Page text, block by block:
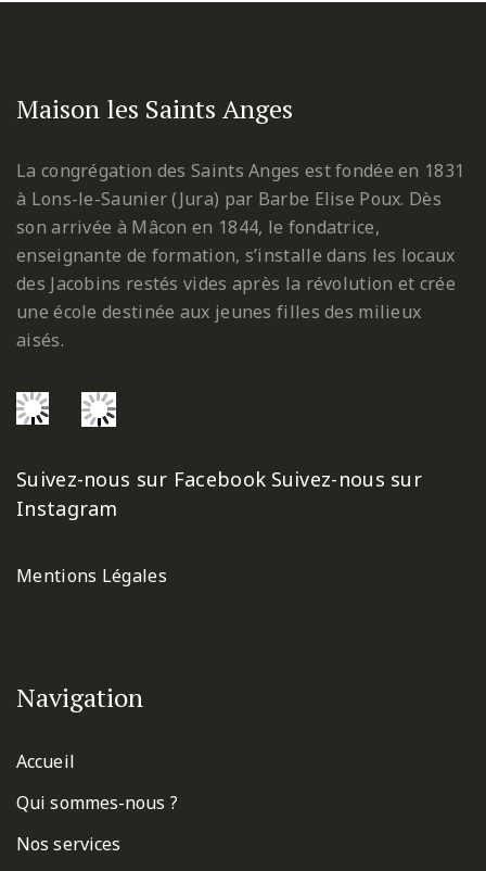
Maison les Saints Anges
La congrégation des Saints Anges est fondée en 1831
à Lons-le-Saunier (Jura) par Barbe Elise Poux. Dès
son arrivée à Mâcon en 1844, le fondatrice,
enseignante de formation, s’installe dans les locaux
des Jacobins restés vides après la révolution et crée
une école destinée aux jeunes filles des milieux
aisés.
Suivez-nous sur Facebook Suivez-nous sur
Instagram
Mentions Légales
Navigation
Accueil
Qui sommes-nous ?
Nos services